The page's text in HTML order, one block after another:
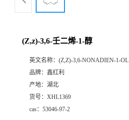
(Z,z)-3,6-壬二烯-1-醇
英文名称： (Z,Z)-3,6-NONADIEN-1-OL
品牌： 鑫红利
产地： 湖北
货号： XHL1369
cas： 53046-97-2